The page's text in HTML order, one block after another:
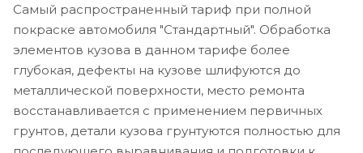
Самый распространенный тариф при полной
покраске автомобиля "Стандартный". Обработка
элементов кузова в данном тарифе более
глубокая, дефекты на кузове шлифуются до
металлической поверхности, место ремонта
восстанавливается с применением первичных
грунтов, детали кузова грунтуются полностью для